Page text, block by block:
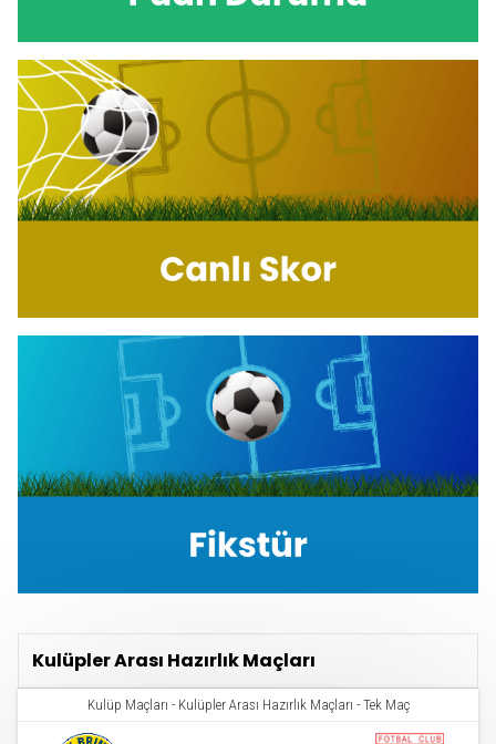
Kulüpler Arası Hazırlık Maçları
Kulüp Maçları - Kulüpler Arası Hazırlık Maçları - Tek Maç